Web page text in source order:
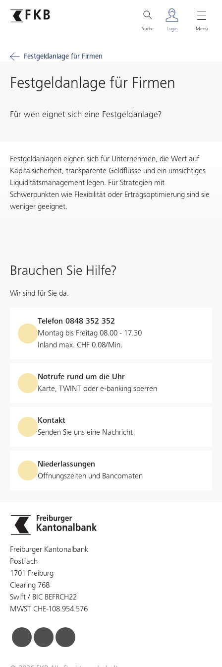
Suche Login Menü
Festgeldanlage für Firmen
Festgeldanlage für Firmen
Für wen eignet sich eine Festgeldanlage?
Festgeldanlagen eignen sich für Unternehmen, die Wert auf
Kapitalsicherheit, transparente Geldflüsse und ein umsichtiges
Liquiditätsmanagement legen. Für Strategien mit
Schwerpunkten wie Flexibilität oder Ertragsoptimierung sind sie
weniger geeignet.
Brauchen Sie Hilfe?
Wir sind für Sie da.
Telefon 0848 352 352
Montag bis Freitag 08.00 - 17.30
Inland max. CHF 0.08/Min.
Notrufe rund um die Uhr
Karte, TWINT oder e‑banking sperren
Kontakt
Senden Sie uns eine Nachricht
Niederlassungen
Öffnungszeiten und Bancomaten
Freiburger Kantonalbank
Postfach
1701 Freiburg
Clearing 768
Swift / BIC BEFRCH22
MWST CHE-108.954.576